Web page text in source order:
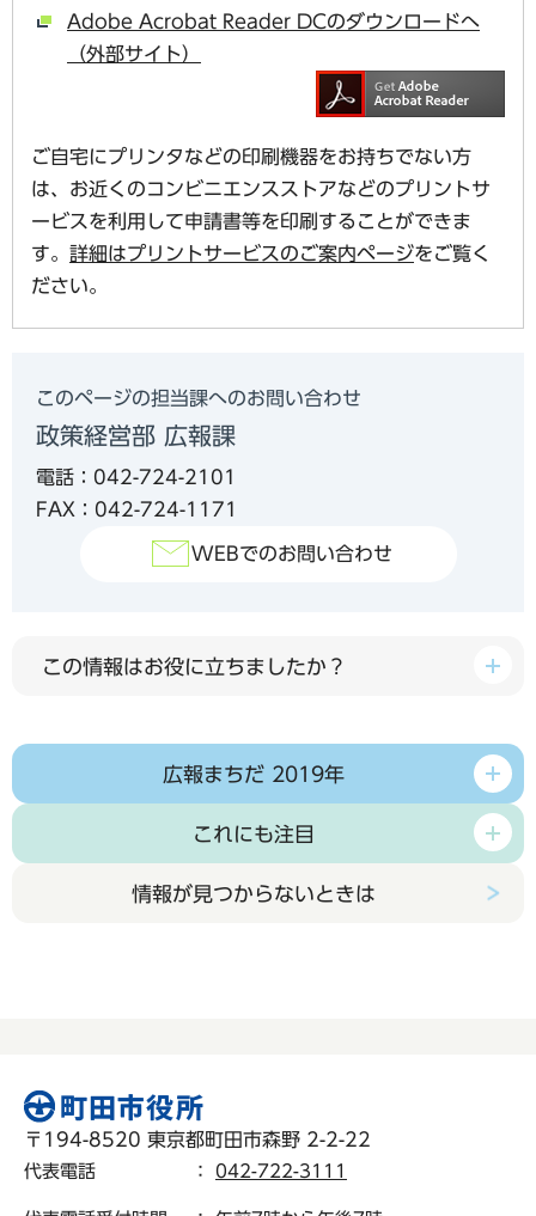
Adobe Acrobat Reader DCのダウンロードへ
（外部サイト）
ご自宅にプリンタなどの印刷機器をお持ちでない方
は、お近くのコンビニエンスストアなどのプリントサ
ービスを利用して申請書等を印刷することができま
す。 詳細はプリントサービスのご案内ページをご覧く
ださい。
このページの担当課へのお問い合わせ
政策経営部 広報課
電話：042-724-2101
FAX：042-724-1171
WEBでのお問い合わせ
この情報はお役に立ちましたか？
広報まちだ 2019年
これにも注目
情報が見つからないときは
〒194-8520 東京都町田市森野 2-2-22
代表電話 ： 042-722-3111